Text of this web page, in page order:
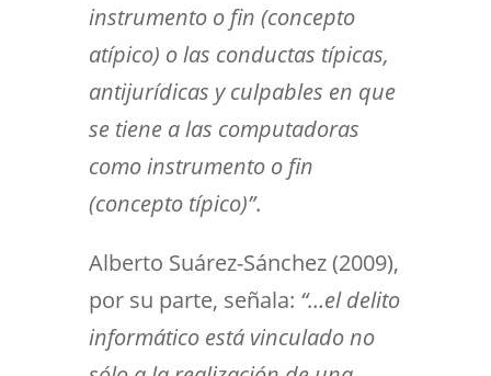
instrumento o fin (concepto
atípico) o las conductas típicas,
antijurídicas y culpables en que
se tiene a las computadoras
como instrumento o fin
(concepto típico)”.
Alberto Suárez-Sánchez (2009),
por su parte, señala: “…el delito
informático está vinculado no